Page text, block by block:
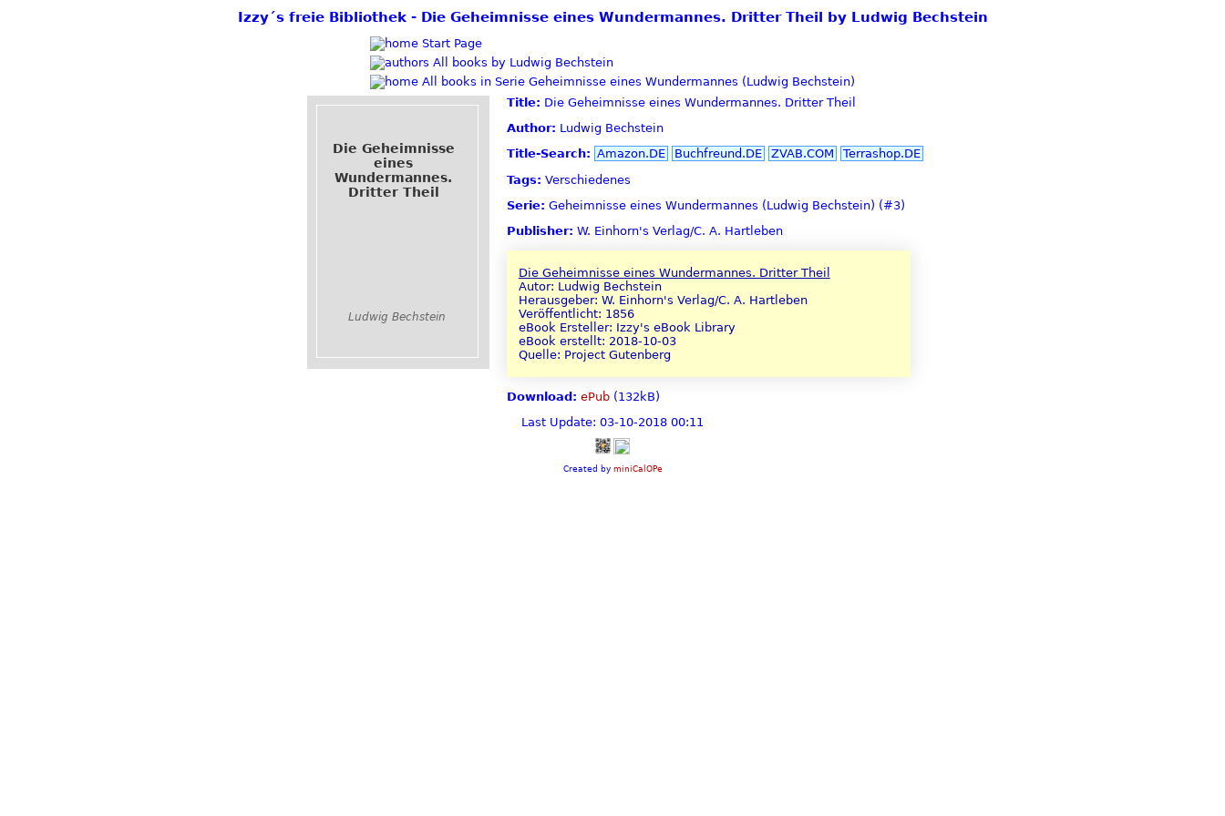
Izzy´s freie Bibliothek - Die Geheimnisse eines Wundermannes. Dritter Theil by Ludwig Bechstein
Start Page
All books by Ludwig Bechstein
All books in Serie Geheimnisse eines Wundermannes (Ludwig Bechstein)
Die Geheimnisse
eines
Wundermannes.
Dritter Theil
Ludwig Bechstein
Title: Die Geheimnisse eines Wundermannes. Dritter Theil
Author: Ludwig Bechstein
Title-Search: Amazon.DE Buchfreund.DE ZVAB.COM
Terrashop.DE
Tags: Verschiedenes
Serie: Geheimnisse eines Wundermannes (Ludwig Bechstein) (#3)
Publisher: W. Einhorn's Verlag/C. A. Hartleben
Die Geheimnisse eines Wundermannes. Dritter Theil
Autor: Ludwig Bechstein
Herausgeber: W. Einhorn's Verlag/C. A. Hartleben
Veröffentlicht: 1856
eBook Ersteller: Izzy's eBook Library
eBook erstellt: 2018-10-03
Quelle: Project Gutenberg
Download: ePub(132kB)
Last Update: 03-10-2018 00:11
Created by miniCalOPe